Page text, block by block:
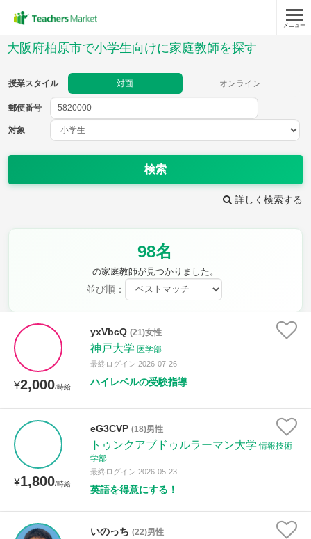
メニュー
大阪府柏原市で小学生向けに家庭教師を探す
授業スタイル 対面 オンライン
郵便番号
対象
検索
詳しく検索する
98名
の家庭教師が見つかりました。
並び順：
¥2,000/時給
yxVbcQ (21)女性
神戸大学 医学部
最終ログイン:2026-07-26
ハイレベルの受験指導
¥1,800/時給
eG3CVP (18)男性
トゥンクアブドゥルラーマン大学 情報技術
学部
最終ログイン:2026-05-23
英語を得意にする！
いのっち (22)男性
郵便番号
教科
理科
保健・体育 図画工作 書写
時給：¥1,000 ～ ¥10,000
授業可能日
土曜日 日曜日
所属大学